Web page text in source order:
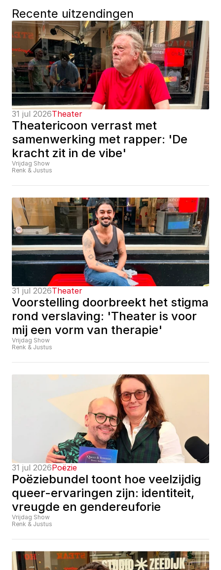
Recente uitzendingen
31 jul 2026Theater
Theatericoon verrast met
samenwerking met rapper: 'De
kracht zit in de vibe'
Vrijdag Show
Renk & Justus
31 jul 2026Theater
Voorstelling doorbreekt het stigma
rond verslaving: 'Theater is voor
mij een vorm van therapie'
Vrijdag Show
Renk & Justus
31 jul 2026Poëzie
Poëziebundel toont hoe veelzijdig
queer-ervaringen zijn: identiteit,
vreugde en gendereuforie
Vrijdag Show
Renk & Justus